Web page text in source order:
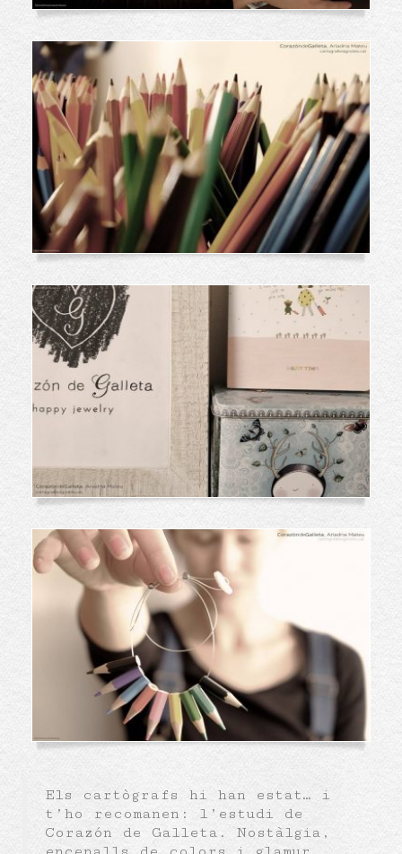
Els cartògrafs hi han estat… i
t’ho recomanen: l’estudi de
Corazón de Galleta. Nostàlgia,